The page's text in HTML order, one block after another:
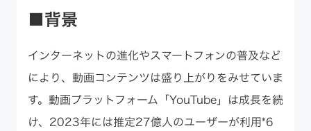
■背景
インターネットの進化やスマートフォンの普及など
により、動画コンテンツは盛り上がりをみせていま
す。動画プラットフォーム「YouTube」は成長を続
け、2023年には推定27億人のユーザーが利用*6